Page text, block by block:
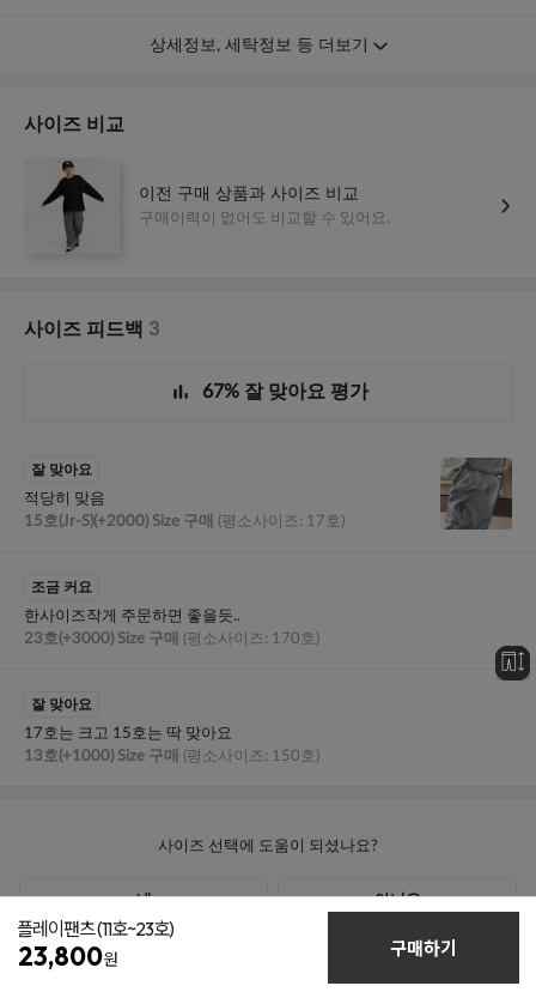
플레이팬츠(11호~23호)
23,800원 구매하기